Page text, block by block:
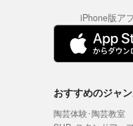
iPhone版ア
おすすめのジャ
陶芸体験･陶芸教室